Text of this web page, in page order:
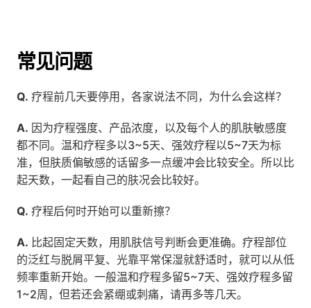
常见问题
Q. 疗程前几天要停用，各家说法不同，为什么会这样？
A. 因为疗程强度、产品浓度，以及每个人的肌肤敏感度
都不同。温和疗程多以3~5天、强效疗程以5~7天为标
准，但肤质偏敏感的话留多一点缓冲会比较安全。所以比
起天数，一起看自己的肤况会比较好。
Q. 疗程后何时开始可以重新擦？
A. 比起固定天数，用肌肤信号判断会更准确。疗程部位
的泛红与脱屑平复、光靠平常保湿就舒适时，就可以从低
频率重新开始。一般温和疗程多留5~7天、强效疗程多留
1~2周，但若还会紧绷或刺痛，请再多等几天。